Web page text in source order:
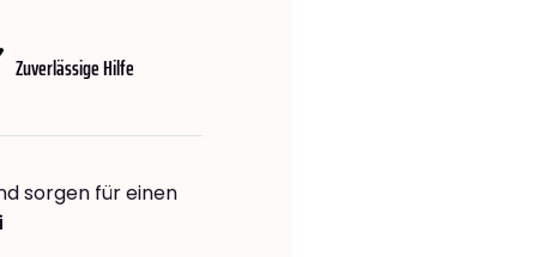
Zuverlässige Hilfe
sorgen für einen